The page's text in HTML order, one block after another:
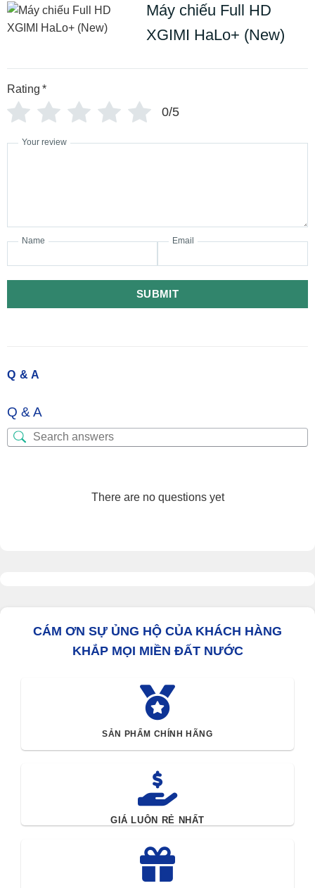
Máy chiếu Full HD
XGIMI HaLo+ (New)
Rating *
0/5
Your review
Name Email
SUBMIT
Q & A
Q & A
There are no questions yet
CÁM ƠN SỰ ỦNG HỘ CỦA KHÁCH HÀNG
KHẮP MỌI MIỀN ĐẤT NƯỚC
SẢN PHẨM CHÍNH HÃNG
GIÁ LUÔN RẺ NHẤT